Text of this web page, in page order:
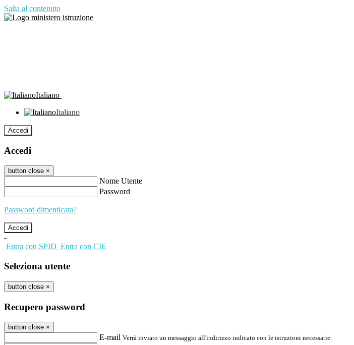
Salta al contenuto
Italiano
Italiano
Accedi
Accedi
button close ×
Nome Utente
Password
Password dimenticata?
-
Entra con SPID Entra con CIE
Seleziona utente
button close ×
Recupero password
button close ×
E-mail Verrà inviato un messaggio all'indirizzo indicato con le istruzioni necessarie.